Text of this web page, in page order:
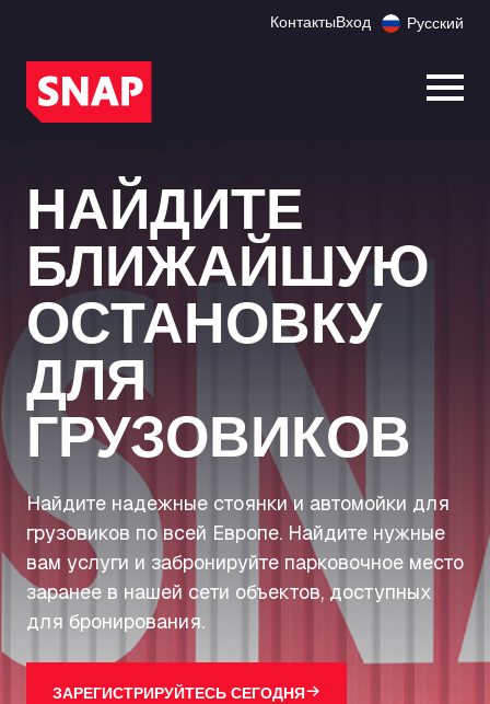
КонтактыВход Русский
НАЙДИТЕ
БЛИЖАЙШУЮ
ОСТАНОВКУ
ДЛЯ
ГРУЗОВИКОВ
Найдите надежные стоянки и автомойки для
грузовиков по всей Европе. Найдите нужные
вам услуги и забронируйте парковочное место
заранее в нашей сети объектов, доступных
для бронирования.
ЗАРЕГИСТРИРУЙТЕСЬ СЕГОДНЯ